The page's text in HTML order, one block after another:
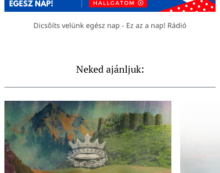
Dicsőíts velünk egész nap - Ez az a nap! Rádió
Neked ajánljuk: